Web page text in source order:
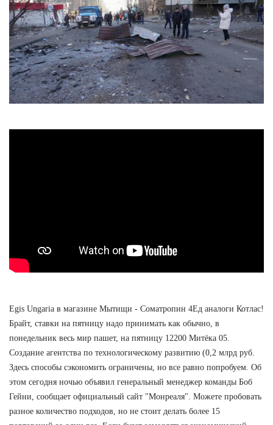
Egis Ungaria в магазине Мытищи - Cоматропин 4Ед аналоги Котлас!
Брайт, ставки на пятницу надо принимать как обычно, в
понедельник весь мир пашет, на пятницу 12200 Митёка 05.
Создание агентства по технологическому развитию (0,2 млрд руб.
Здесь способы сэкономить ограничены, но все равно попробуем. Об
этом сегодня ночью объявил генеральный менеджер команды Боб
Гейни, сообщает официальный сайт "Монреаля". Можете пробовать
разное количество подходов, но не стоит делать более 15